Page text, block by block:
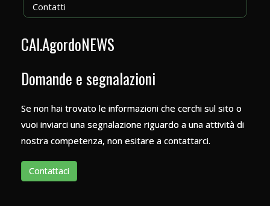
Contatti
CAI.AgordoNEWS
Domande e segnalazioni
Se non hai trovato le informazioni che cerchi sul sito o
vuoi inviarci una segnalazione riguardo a una attività di
nostra competenza, non esitare a contattarci.
Contattaci